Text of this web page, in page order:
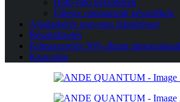
Hűtő-fűtő készülékek
Fűtésre optimalizált készülékek
Ajánlatkérés ingyenes felméréssel
Részletfizetés
Klímaszerelés 50% állami támogatással
Kapcsolat